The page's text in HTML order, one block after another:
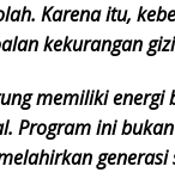
Karena itu,
kekurangan
memiliki energi
Program ini
generasi